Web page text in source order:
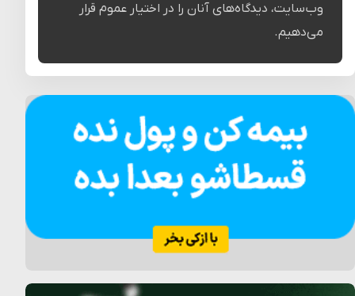
وب‌سایت، دیدگاه‌های آنان را در اختیار عموم قرار
می‌دهیم.